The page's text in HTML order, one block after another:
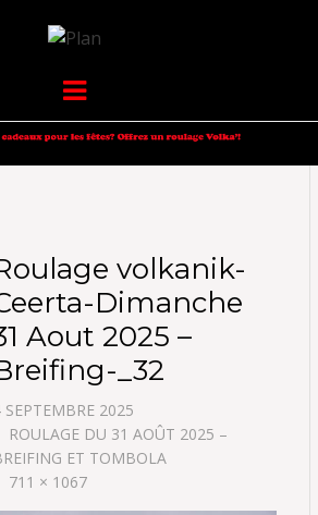
VOLKANIK-
ENDURANCE
Menu
volkanik-
Dimanche
Aout 2025 –
_32
SEPTEMBRE 2025
ROULAGE DU 31 AOÛT 2025 –
ET TOMBOLA
711 × 1067